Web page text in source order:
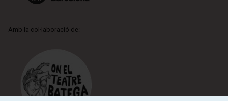
Amb la col·laboració de: